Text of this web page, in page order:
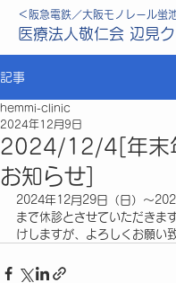
＜阪急電鉄／大阪モノレール蛍
医療法人敬仁会 辺見
記事
2024/12/4[年末
お知らせ]
hemmi-clinic
2024年12月9日
2024年12月29日（日）～
まで休診とさせていただきま
けしますが、よろしくお願い